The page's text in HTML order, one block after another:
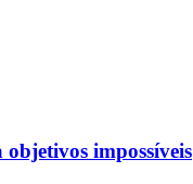
impossíveis